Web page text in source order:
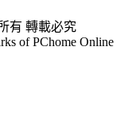
有 轉載必究
of PChome Online